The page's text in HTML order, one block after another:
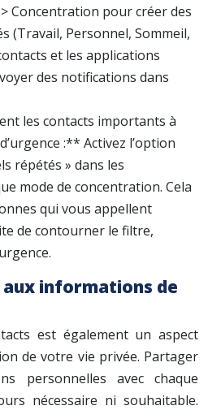
> Concentration pour créer des
(Travail, Personnel, Sommeil,
et les applications
des notifications dans
les contacts importants à
:** Activez l’option
répétés » dans les
mode de concentration. Cela
qui vous appellent
de contourner le filtre,
aux informations de
est également un aspect
de votre vie privée. Partager
personnelles avec chaque
nécessaire ni souhaitable.